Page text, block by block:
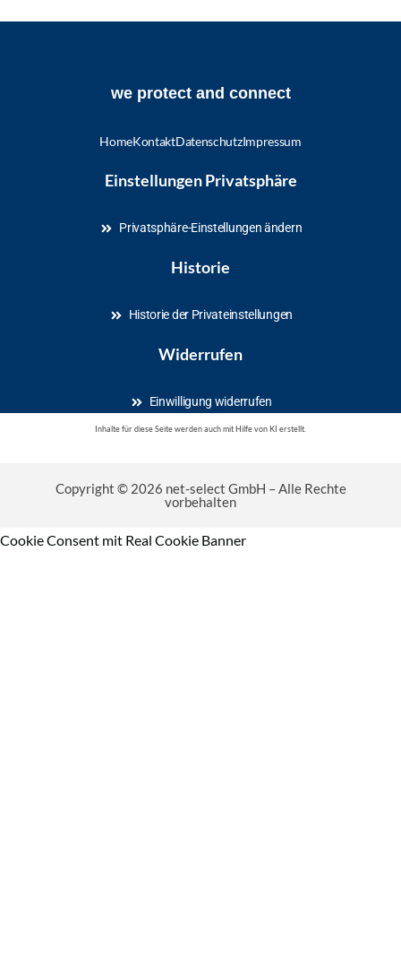
we protect and connect
HomeKontaktDatenschutzImpressum
Einstellungen Privatsphäre
Privatsphäre-Einstellungen ändern
Historie
Historie der Privateinstellungen
Widerrufen
Einwilligung widerrufen
Inhalte für diese Seite werden auch mit Hilfe von KI erstellt.
Copyright © 2026 net-select GmbH – Alle Rechte
vorbehalten
Cookie Consent mit Real Cookie Banner